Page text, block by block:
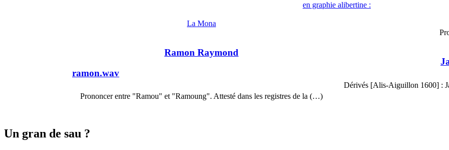
en graphie alibertine :
La Mona
Ramon Raymond
ramon.wav
Prononcer entre "Ramou" et "Ramoung". Attesté dans les registres de la (…)
Dérivés [Alis-Aiguillon 1600] :
Un gran de sau ?